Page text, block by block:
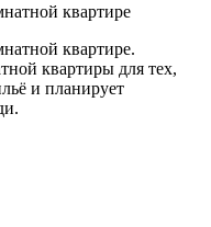
квартире
квартире.
квартиры для тех,
и планирует